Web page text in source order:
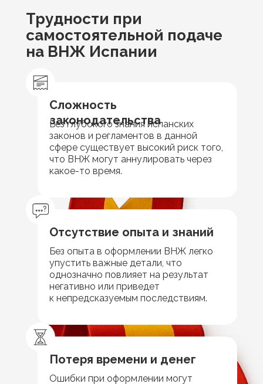
Без глубокого знания испанских
законов и регламентов в данной
сфере существует высокий риск того,
что ВНЖ могут аннулировать через
какое-то время.
Сложность
законодательства
Без опыта в оформлении ВНЖ легко
упустить важные детали, что
однозначно повлияет на результат
негативно или приведет
к непредсказуемым последствиям.
Отсутствие опыта и знаний
Ошибки при оформлении могут
Потеря времени и денег
Трудности при
самостоятельной подаче
на ВНЖ Испании